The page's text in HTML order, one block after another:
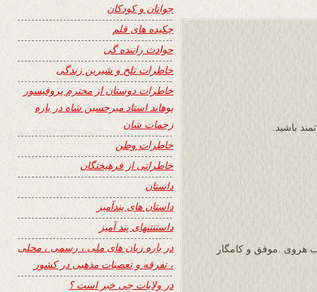
باشید.
هروی .موفق و کامگار
جوانان و کودکان
چکیده های قلم
حوادث راننده گی
خاطرات تلخ و شیرین زندگی
خاطرات دوستان از محترم پروفیسور
پوهاند استاد میرحسین شاه در باره
زحمات شان
خاطرات وطن
خاطراتی از فرهیختگان
داستان
داستان های پندآمیز
داستنتنهای پند آمیز
در باره زبان های ملی ، رسمی ، محلی
، تفرقه و تعصبات مذهبی در کشور
در ولایات چی خبر است ؟